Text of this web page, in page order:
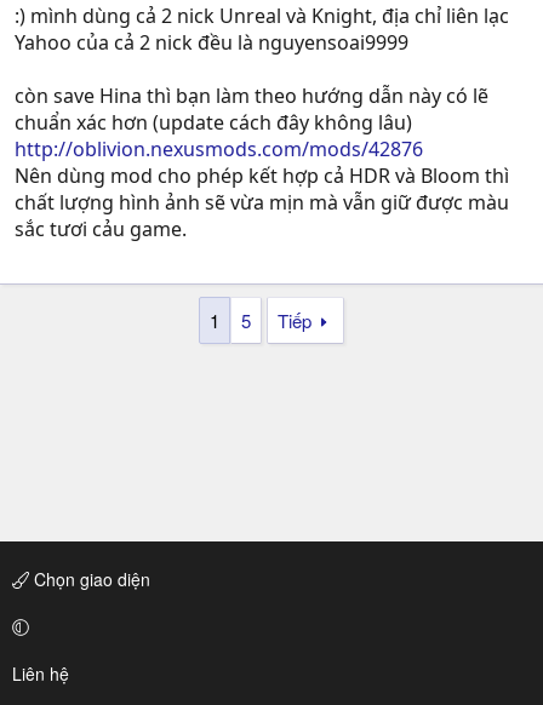
:) mình dùng cả 2 nick Unreal và Knight, địa chỉ liên lạc
Yahoo của cả 2 nick đều là nguyensoai9999
còn save Hina thì bạn làm theo hướng dẫn này có lẽ
chuẩn xác hơn (update cách đây không lâu)
http://oblivion.nexusmods.com/mods/42876
Nên dùng mod cho phép kết hợp cả HDR và Bloom thì
chất lượng hình ảnh sẽ vừa mịn mà vẫn giữ được màu
sắc tươi cảu game.
1 5 Tiếp
Chọn giao diện
Liên hệ